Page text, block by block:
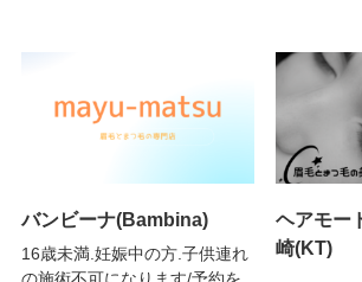
バンビーナ(Bambina)
16歳未満.妊娠中の方.子供連れ
ヘアモー
崎(KT)